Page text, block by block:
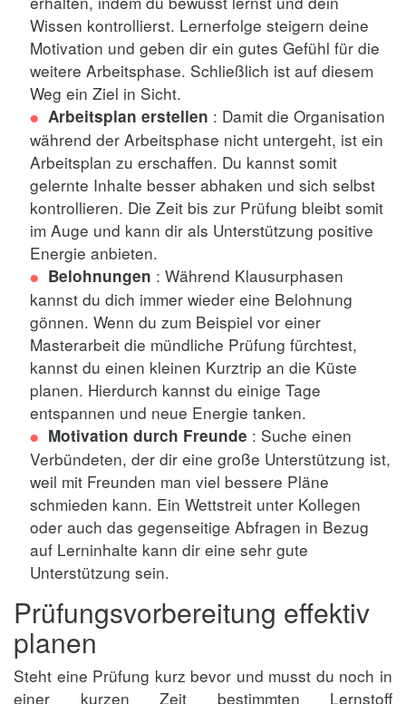
Wissen kontrollierst. Lernerfolge steigern deine
Motivation und geben dir ein gutes Gefühl für die
weitere Arbeitsphase. Schließlich ist auf diesem
Weg ein Ziel in Sicht.
Arbeitsplan erstellen : Damit die Organisation
während der Arbeitsphase nicht untergeht, ist ein
Arbeitsplan zu erschaffen. Du kannst somit
gelernte Inhalte besser abhaken und sich selbst
kontrollieren. Die Zeit bis zur Prüfung bleibt somit
im Auge und kann dir als Unterstützung positive
Energie anbieten.
Belohnungen : Während Klausurphasen
kannst du dich immer wieder eine Belohnung
gönnen. Wenn du zum Beispiel vor einer
Masterarbeit die mündliche Prüfung fürchtest,
kannst du einen kleinen Kurztrip an die Küste
planen. Hierdurch kannst du einige Tage
entspannen und neue Energie tanken.
Motivation durch Freunde : Suche einen
Verbündeten, der dir eine große Unterstützung ist,
weil mit Freunden man viel bessere Pläne
schmieden kann. Ein Wettstreit unter Kollegen
oder auch das gegenseitige Abfragen in Bezug
auf Lerninhalte kann dir eine sehr gute
Unterstützung sein.
Prüfungsvorbereitung effektiv
planen
Steht eine Prüfung kurz bevor und musst du noch in
einer kurzen Zeit bestimmten Lernstoff